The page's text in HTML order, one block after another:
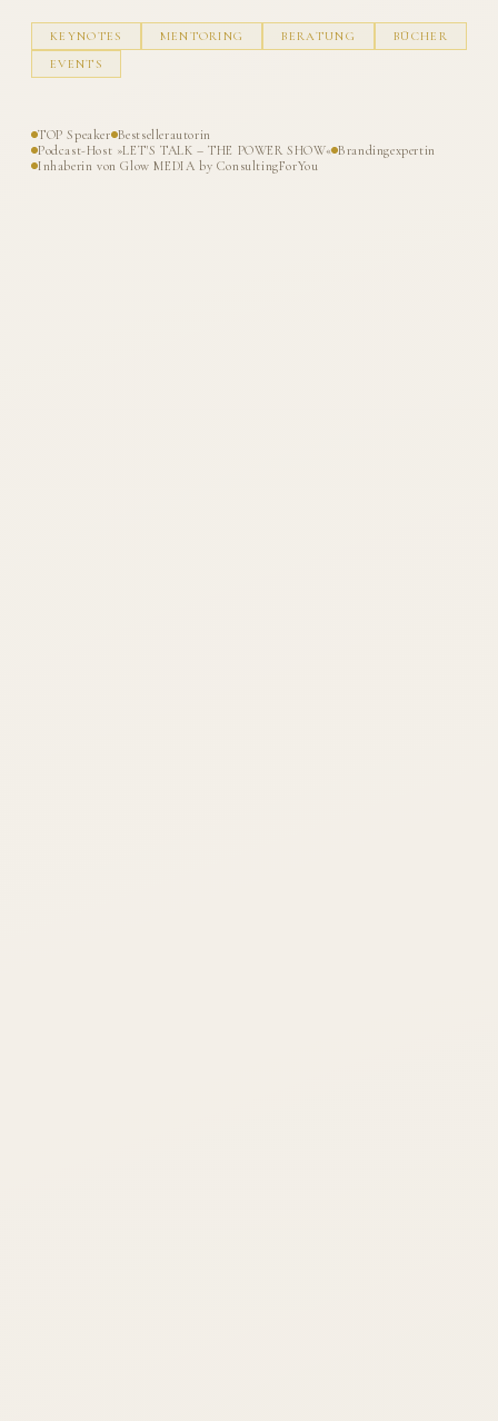
KEYNOTES MENTORING BERATUNG
BÜCHER
EVENTS
TOP Speaker Bestsellerautorin
Podcast-Host »LET'S TALK – THE POWER SHOW« Brandingexpertin
Inhaberin von Glow MEDIA by ConsultingForYou